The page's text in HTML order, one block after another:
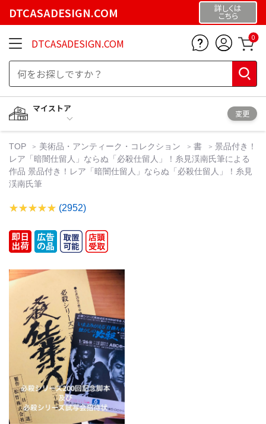
DTCASADESIGN.COM 詳しくは
こちら
DTCASADESIGN.COM 0
マイストア
変更
TOP 美術品・アンティーク・コレクション 書
景品付き！
レア「暗闇仕留人」ならぬ「必殺仕留人」！糸見渓南氏筆による
作品 景品付き！レア「暗闇仕留人」ならぬ「必殺仕留人」！糸見
渓南氏筆
(2952)